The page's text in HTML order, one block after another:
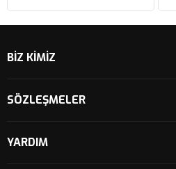
BİZ KİMİZ
SÖZLEŞMELER
YARDIM